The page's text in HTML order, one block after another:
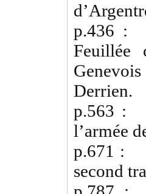
p.436 :
Feuillée
Derrien.
p.563 :
l’armée
p.671 :
second